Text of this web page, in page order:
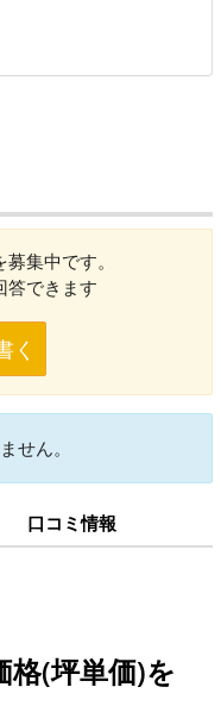
集中です。
答できます
く
せん。
口コミ情報
格(坪単価)を